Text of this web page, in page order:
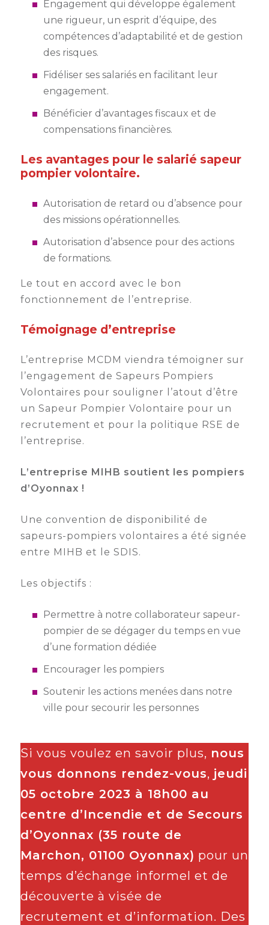
Engagement qui développe également
une rigueur, un esprit d’équipe, des
compétences d’adaptabilité et de gestion
des risques.
Fidéliser ses salariés en facilitant leur
engagement.
Bénéficier d’avantages fiscaux et de
compensations financières.
Les avantages pour le salarié sapeur
pompier volontaire.
Autorisation de retard ou d’absence pour
des missions opérationnelles.
Autorisation d’absence pour des actions
de formations.
Le tout en accord avec le bon
fonctionnement de l’entreprise.
Témoignage d’entreprise
L’entreprise MCDM viendra témoigner sur
l’engagement de Sapeurs Pompiers
Volontaires pour souligner l’atout d’être
un Sapeur Pompier Volontaire pour un
recrutement et pour la politique RSE de
l’entreprise.
L’entreprise MIHB soutient les pompiers
d’Oyonnax !
Une convention de disponibilité de
sapeurs-pompiers volontaires a été signée
entre MIHB et le SDIS.
Les objectifs :
Permettre à notre collaborateur sapeur-
pompier de se dégager du temps en vue
d’une formation dédiée
Encourager les pompiers
Soutenir les actions menées dans notre
ville pour secourir les personnes
Si vous voulez en savoir plus, nous
vous donnons rendez-vous, jeudi
05 octobre 2023 à 18h00 au
centre d’Incendie et de Secours
d’Oyonnax (35 route de
Marchon, 01100 Oyonnax) pour un
temps d’échange informel et de
découverte à visée de
recrutement et d’information. Des